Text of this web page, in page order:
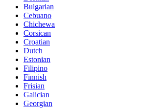
Bulgarian
Cebuano
Chichewa
Corsican
Croatian
Dutch
Estonian
Filipino
Finnish
Frisian
Galician
Georgian